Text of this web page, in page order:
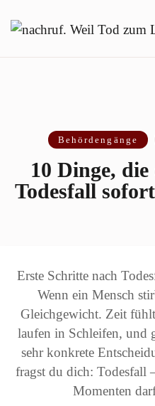
Behördengänge
10 Dinge,
Todesfall
Erste Schritte nach
Wenn ein Mensch
Gleichgewicht. Zeit
laufen in Schleifen, und
sehr konkrete
fragst du dich: Todesfall
Momenten